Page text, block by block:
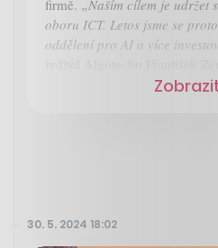
firmě. „Naším cílem je udržet
oboru ICT. Letos jsme se
oddělení pro AI a více
30. 5. 2024 18:02